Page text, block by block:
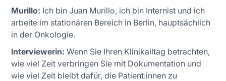
Murillo: Ich bin Juan Murillo, ich bin Internist und ich
arbeite im stationären Bereich in Berlin, hauptsächlich
in der Onkologie.
Interviewerin: Wenn Sie Ihren Klinikalltag betrachten,
wie viel Zeit verbringen Sie mit Dokumentation und
wie viel Zeit bleibt dafür, die Patient:innen zu